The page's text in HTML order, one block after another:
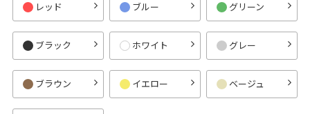
レッド ブルー グリーン
ブラック ホワイト グレー
ブラウン イエロー ベージュ